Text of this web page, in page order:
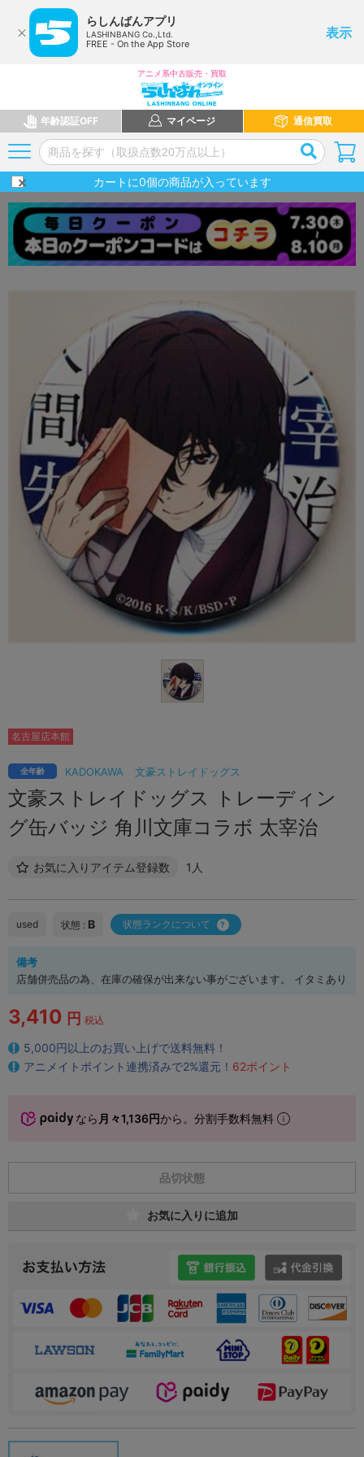
らしんばんアプリ
LASHINBANG Co.,Ltd.
FREE - On the App Store
表示
アニメ系中古販売・買取
年齢認証OFF マイページ 通信買取
カートに0個の商品が入っています
KADOKAWA 文豪ストレイドッグス
全年齢
文豪ストレイドッグス トレーディン
グ缶バッジ 角川文庫コラボ 太宰治
お気に入りアイテム登録数 1人
名古屋店本館
used 状態 : B 状態ランクについて
備考
店舗併売品の為、在庫の確保が出来ない事がございます。 イタミあり
3,410 円 税込
5,000円以上のお買い上げで送料無料！
アニメイトポイント連携済みで2%還元！ 62ポイント
なら 月々1,136円から。分割手数料無料
品切状態
お気に入りに追加